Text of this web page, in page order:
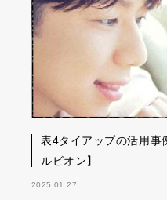
表4タイアップの活用事
ルビオン】
2025.01.27